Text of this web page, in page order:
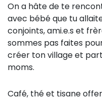
On a hâte de te
avec bébé que tu
conjoints, ami.e.s et
sommes pas faites
créer ton village et
moms.
Café, thé et tisane